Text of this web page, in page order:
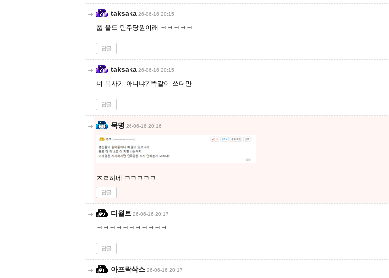
taksaka 26-06-16 20:15
풉 올드 민주당원이래 ㅋㅋㅋㅋㅋ
답글
taksaka 26-06-16 20:15
너 복사기 아니냐? 똑같이 쓰더만
답글
묵명 26-06-16 20:16
ㅈㄹ하네 ㅋㅋㅋㅋㅋ
답글
디월트 26-06-16 20:17
ㅋㅋㅋㅋㅋㅋㅋㅋㅋㅋㅋ
답글
아프락삭스 26-06-16 20:17